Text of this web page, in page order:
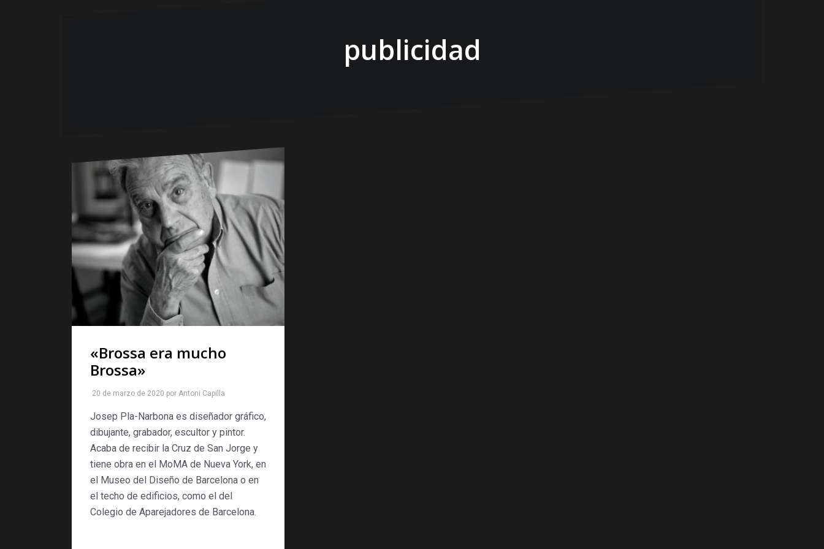
publicidad
«Brossa era mucho
Brossa»
20 de marzo de 2020 por Antoni Capilla
Josep Pla-Narbona es diseñador gráfico,
dibujante, grabador, escultor y pintor.
Acaba de recibir la Cruz de San Jorge y
tiene obra en el MoMA de Nueva York, en
el Museo del Diseño de Barcelona o en
el techo de edificios, como el del
Colegio de Aparejadores de Barcelona.